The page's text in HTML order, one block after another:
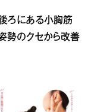
ろにある小胸筋
勢のクセから改善